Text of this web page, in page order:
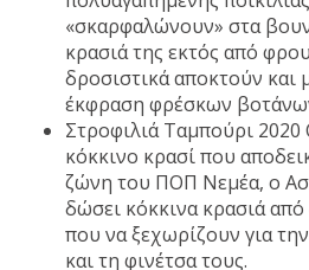
«σκαρφαλώνουν» στα
κρασιά της εκτός από
δροσιστικά αποκτούν και
έκφραση φρέσκων
Στροφιλιά Ταμπούρι
κόκκινο κρασί που
ζώνη του ΠΟΠ Νεμέα, ο
δώσει κόκκινα κρασιά από
που να ξεχωρίζουν για
και τη φινέτσα τους.